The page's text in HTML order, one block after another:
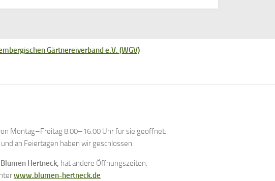
Gärtnereiverband e.V. (WGV)
Montag–Freitag 8.00–16.00 Uhr für sie geöffnet.
an Feiertagen haben wir geschlossen.
Blumen Hertneck, hat andere Öffnungszeiten.
www.blumen-hertneck.de